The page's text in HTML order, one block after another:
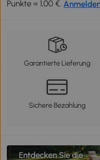
Punkte = 1,00 €.
Garantierte Lieferung
Sichere Bezahlung